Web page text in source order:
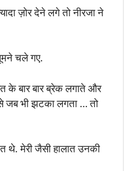
ज़ोर देने लगे तो नीरजा ने
चले गए.
के बार बार ब्रेक लगाते और
भी झटका लगता … तो
थे. मेरी जैसी हालात उनकी